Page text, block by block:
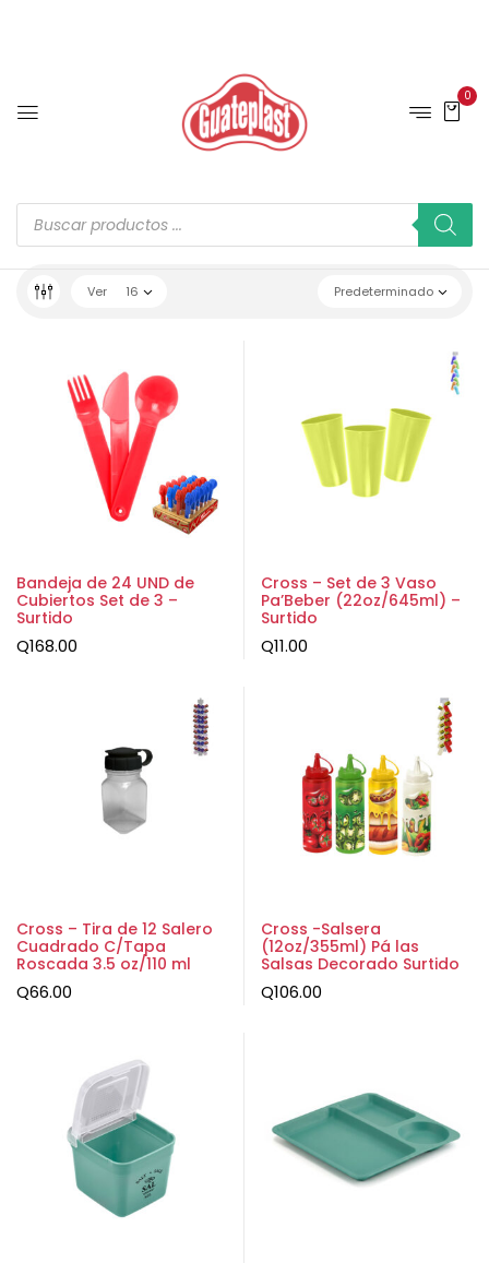
0
Predeterminado
Ver 16
Bandeja de 24 UND de
Cubiertos Set de 3 –
Surtido
Q168.00
Cross – Set de 3 Vaso
Pa’Beber (22oz/645ml) –
Surtido
Q11.00
Cross – Tira de 12 Salero
Cuadrado C/Tapa
Roscada 3.5 oz/110 ml
Q66.00
Cross -Salsera
(12oz/355ml) Pá las
Salsas Decorado Surtido
Q106.00